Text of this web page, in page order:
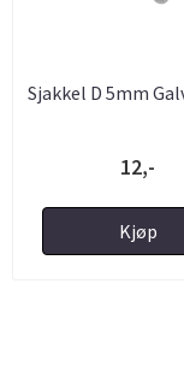
Sjakkel D 5mm
12,-
Kjøp